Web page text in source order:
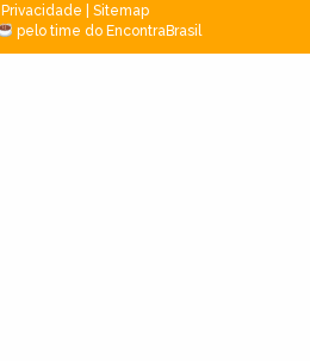
Privacidade
Sitemap
pelo time do EncontraBrasil